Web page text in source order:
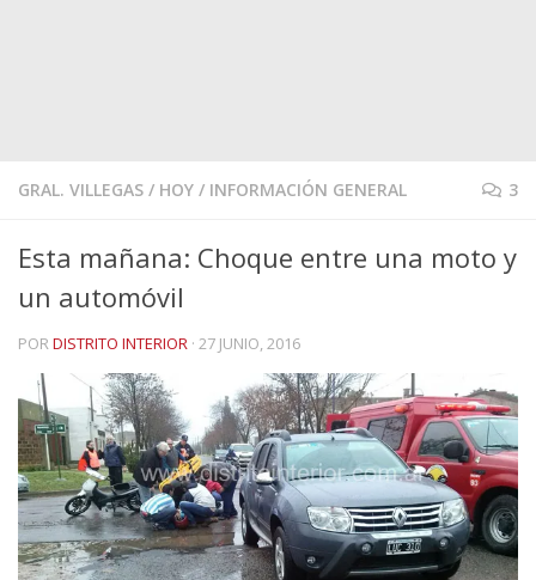
GRAL. VILLEGAS / HOY / INFORMACIÓN GENERAL 3
Esta mañana: Choque entre una moto y
un automóvil
PORDISTRITO INTERIOR · 27 JUNIO, 2016